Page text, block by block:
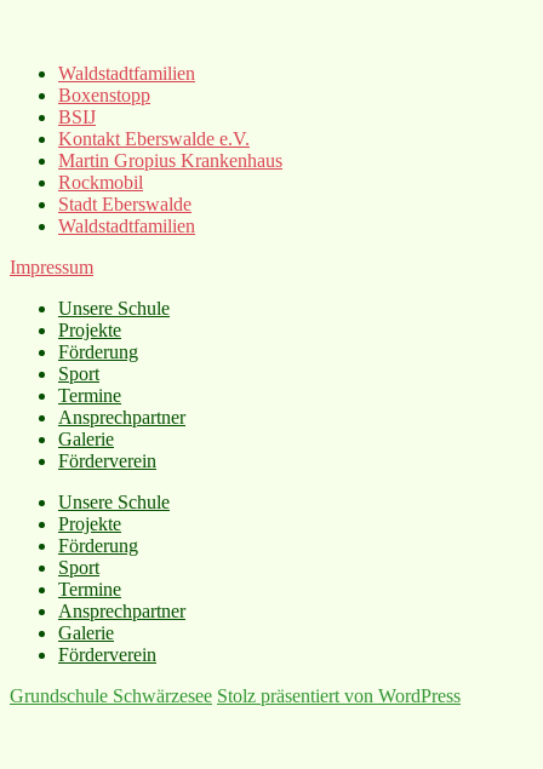
Waldstadtfamilien
Boxenstopp
BSIJ
Kontakt Eberswalde e.V.
Martin Gropius Krankenhaus
Rockmobil
Stadt Eberswalde
Waldstadtfamilien
Impressum
Unsere Schule
Projekte
Förderung
Sport
Termine
Ansprechpartner
Galerie
Förderverein
Unsere Schule
Projekte
Förderung
Sport
Termine
Ansprechpartner
Galerie
Förderverein
Grundschule Schwärzesee Stolz präsentiert von WordPress